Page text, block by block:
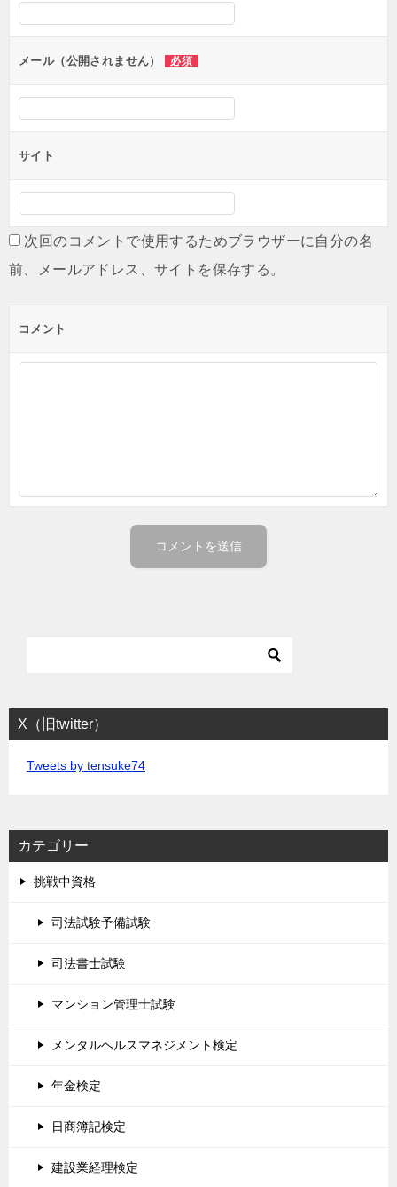
ョ
ンメール（公開されません） 必須
サイト
次回のコメントで使用するためブラウザーに自分の名
前、メールアドレス、サイトを保存する。
コメント
X（旧twitter）
Tweets by tensuke74
カテゴリー
挑戦中資格
司法試験予備試験
司法書士試験
マンション管理士試験
メンタルヘルスマネジメント検定
年金検定
日商簿記検定
建設業経理検定